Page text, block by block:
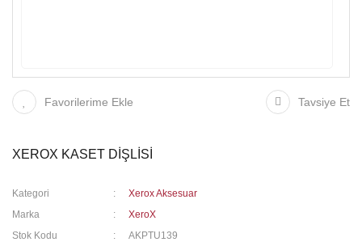
Favorilerime Ekle Tavsiye Et
XEROX KASET DİŞLİSİ
Kategori
Xerox Aksesuar
Marka
XeroX
Stok Kodu
AKPTU139